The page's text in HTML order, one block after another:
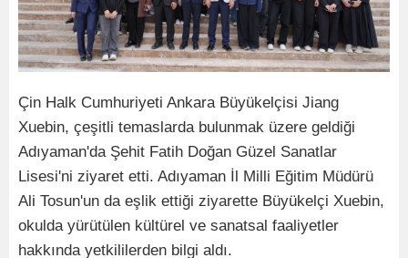
Çin Halk Cumhuriyeti Ankara Büyükelçisi Jiang
Xuebin, çeşitli temaslarda bulunmak üzere geldiği
Adıyaman'da Şehit Fatih Doğan Güzel Sanatlar
Lisesi'ni ziyaret etti. Adıyaman İl Milli Eğitim Müdürü
Ali Tosun'un da eşlik ettiği ziyarette Büyükelçi Xuebin,
okulda yürütülen kültürel ve sanatsal faaliyetler
hakkında yetkililerden bilgi aldı.